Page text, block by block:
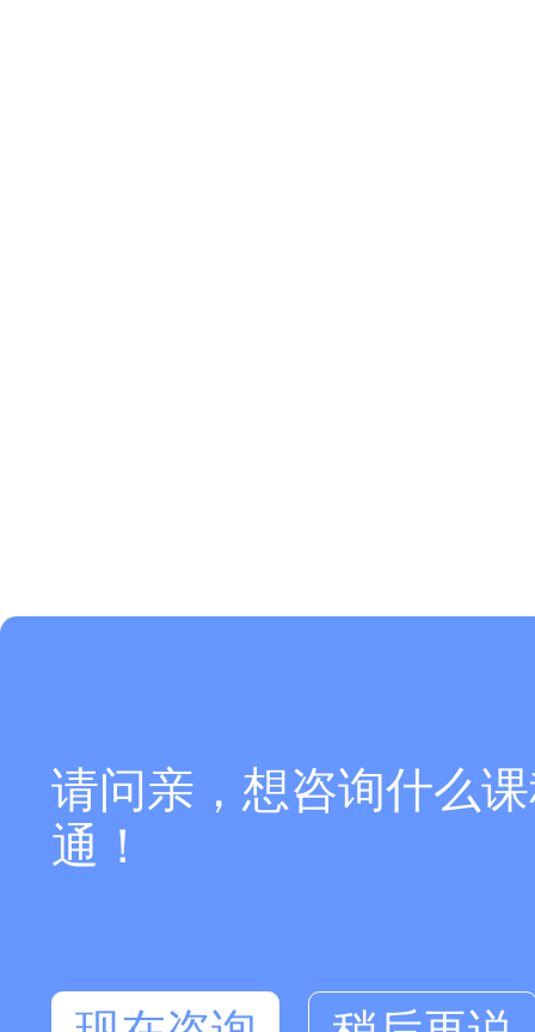
请问亲，想咨询什么
通！